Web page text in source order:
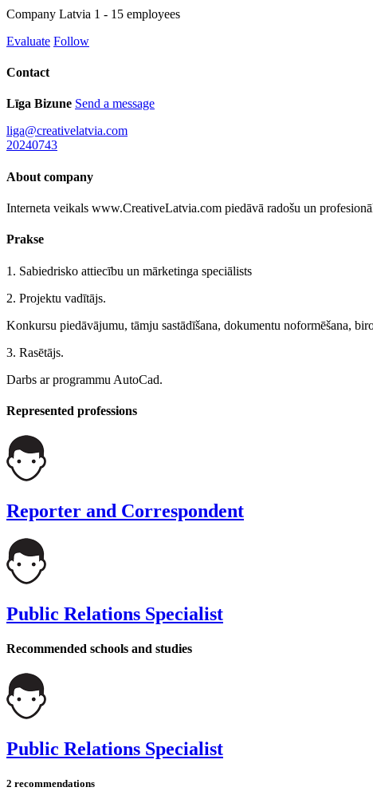
Company Latvia 1 - 15 employees
Evaluate Follow
Contact
Līga Bizune Send a message
liga@creativelatvia.com
20240743
About company
Interneta veikals www.CreativeLatvia.com piedāvā radošu un
Prakse
1. Sabiedrisko attiecību un mārketinga speciālists
2. Projektu vadītājs.
Konkursu piedāvājumu, tāmju sastādīšana, dokumentu noformēšana,
3. Rasētājs.
Darbs ar programmu AutoCad.
Represented professions
Reporter and Correspondent
Public Relations Specialist
Recommended schools and studies
Public Relations Specialist
2 recommendations